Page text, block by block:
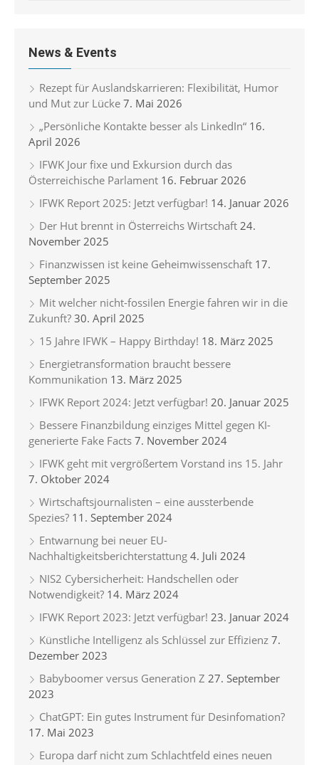
News & Events
Rezept für Auslandskarrieren: Flexibilität, Humor
und Mut zur Lücke 7. Mai 2026
„Persönliche Kontakte besser als LinkedIn“ 16.
April 2026
IFWK Jour fixe und Exkursion durch das
Österreichische Parlament 16. Februar 2026
IFWK Report 2025: Jetzt verfügbar! 14. Januar 2026
Der Hut brennt in Österreichs Wirtschaft 24.
November 2025
Finanzwissen ist keine Geheimwissenschaft 17.
September 2025
Mit welcher nicht-fossilen Energie fahren wir in die
Zukunft? 30. April 2025
15 Jahre IFWK – Happy Birthday! 18. März 2025
Energietransformation braucht bessere
Kommunikation 13. März 2025
IFWK Report 2024: Jetzt verfügbar! 20. Januar 2025
Bessere Finanzbildung einziges Mittel gegen KI-
generierte Fake Facts 7. November 2024
IFWK geht mit vergrößertem Vorstand ins 15. Jahr
7. Oktober 2024
Wirtschaftsjournalisten – eine aussterbende
Spezies? 11. September 2024
Entwarnung bei neuer EU-
Nachhaltigkeitsberichterstattung 4. Juli 2024
NIS2 Cybersicherheit: Handschellen oder
Notwendigkeit? 14. März 2024
IFWK Report 2023: Jetzt verfügbar! 23. Januar 2024
Künstliche Intelligenz als Schlüssel zur Effizienz 7.
Dezember 2023
Babyboomer versus Generation Z 27. September
2023
ChatGPT: Ein gutes Instrument für Desinfomation?
17. Mai 2023
Europa darf nicht zum Schlachtfeld eines neuen